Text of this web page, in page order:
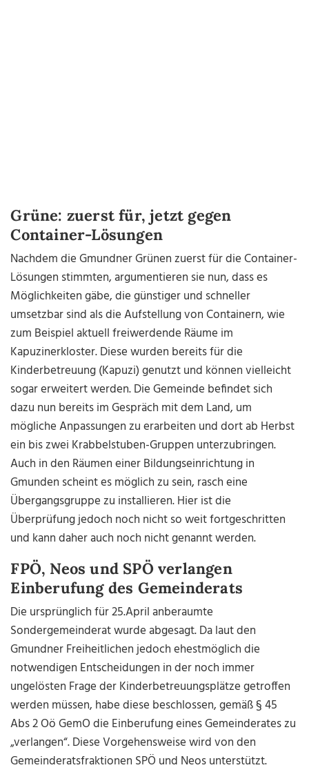
Grüne: zuerst für, jetzt gegen
Container-Lösungen
Nachdem die Gmundner Grünen zuerst für die Container-
Lösungen stimmten, argumentieren sie nun, dass es
Möglichkeiten gäbe, die günstiger und schneller
umsetzbar sind als die Aufstellung von Containern, wie
zum Beispiel aktuell freiwerdende Räume im
Kapuzinerkloster. Diese wurden bereits für die
Kinderbetreuung (Kapuzi) genutzt und können vielleicht
sogar erweitert werden. Die Gemeinde befindet sich
dazu nun bereits im Gespräch mit dem Land, um
mögliche Anpassungen zu erarbeiten und dort ab Herbst
ein bis zwei Krabbelstuben-Gruppen unterzubringen.
Auch in den Räumen einer Bildungseinrichtung in
Gmunden scheint es möglich zu sein, rasch eine
Übergangsgruppe zu installieren. Hier ist die
Überprüfung jedoch noch nicht so weit fortgeschritten
und kann daher auch noch nicht genannt werden.
FPÖ, Neos und SPÖ verlangen
Einberufung des Gemeinderats
Die ursprünglich für 25.April anberaumte
Sondergemeinderat wurde abgesagt. Da laut den
Gmundner Freiheitlichen jedoch ehestmöglich die
notwendigen Entscheidungen in der noch immer
ungelösten Frage der Kinderbetreuungsplätze getroffen
werden müssen, habe diese beschlossen, gemäß § 45
Abs 2 Oö GemO die Einberufung eines Gemeinderates zu
„verlangen“. Diese Vorgehensweise wird von den
Gemeinderatsfraktionen SPÖ und Neos unterstützt.